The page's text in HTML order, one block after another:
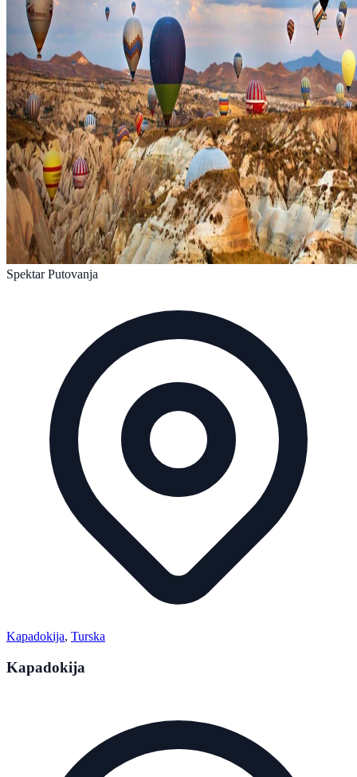
Spektar Putovanja
Kapadokija, Turska
Kapadokija